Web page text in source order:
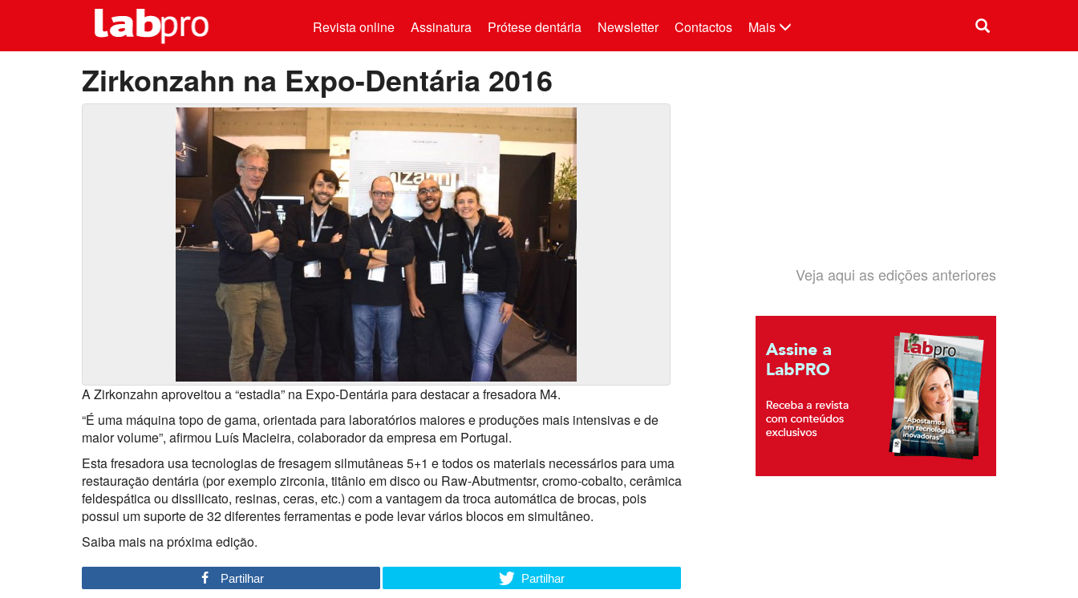
Mais
Revista online Assinatura Prótese dentária Newsletter Contactos
Zirkonzahn na Expo-Dentária 2016
A Zirkonzahn aproveitou a “estadia” na Expo-Dentária para destacar a fresadora M4.
“É uma máquina topo de gama, orientada para laboratórios maiores e produções mais intensivas e de
maior volume”, afirmou Luís Macieira, colaborador da empresa em Portugal.
Esta fresadora usa tecnologias de fresagem silmutâneas 5+1 e todos os materiais necessários para uma
restauração dentária (por exemplo zirconia, titânio em disco ou Raw-Abutmentsr, cromo-cobalto, cerâmica
feldespática ou dissilicato, resinas, ceras, etc.) com a vantagem da troca automática de brocas, pois
possui um suporte de 32 diferentes ferramentas e pode levar vários blocos em simultâneo.
Saiba mais na próxima edição.
Partilhar Partilhar
Veja aqui as edições anteriores